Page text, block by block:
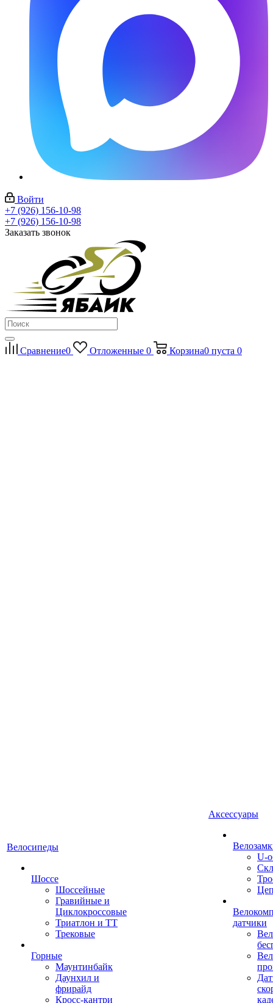
Войти
+7 (926) 156-10-98
+7 (926) 156-10-98
Заказать звонок
Сравнение0 Отложенные 0 Корзина0 пуста 0
Велосипеды
Шоссе
Шоссейные
Гравийные и
Циклокроссовые
Триатлон и ТТ
Трековые
Горные
Маунтинбайк
Даунхил и
фрирайд
Кросс-кантри
Аксессуары
U-
датчики